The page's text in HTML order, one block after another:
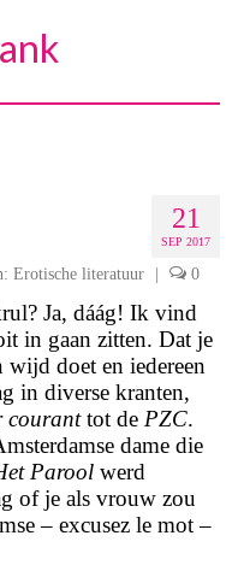
21
SEP 2017
Erotische literatuur 0
Ja, dáág! Ik vind
in gaan zitten. Dat je
doet en iedereen
in diverse kranten,
couranttot de PZC.
dame die
Parool werd
of je als vrouw zou
– excusez le mot –